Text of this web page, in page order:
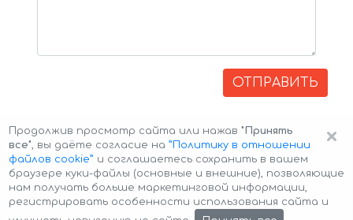
ОТПРАВИТЬ
×
Продолжив просмотр сайта или нажав "Принять
все", вы даёте согласие на ”Политику в отношении
файлов cookie” и соглашаетесь сохранить в вашем
браузере куки-файлы (основные и внешние), позволяющие
нам получать больше маркетинговой информации,
регистрировать особенности использования сайта и